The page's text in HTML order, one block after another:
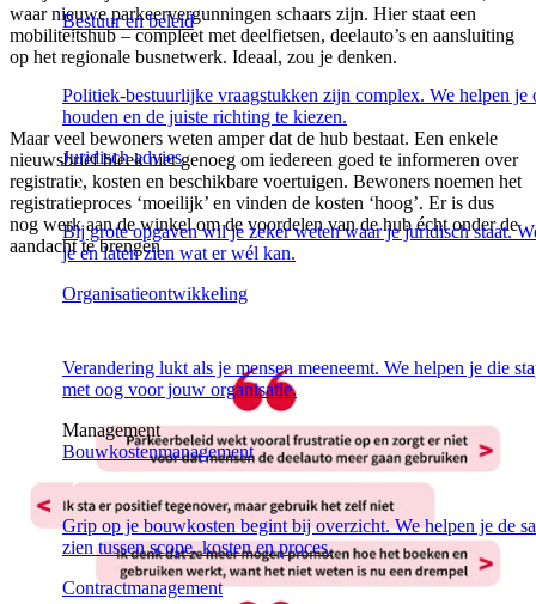
Bestuur en beleid
Politiek-bestuurlijke vraagstukken zijn complex. We helpen je
houden en de juiste richting te kiezen.
Juridisch advies
Bij grote opgaven wil je zeker weten waar je juridisch staat.
je en laten zien wat er wél kan.
Organisatieontwikkeling
Verandering lukt als je mensen meeneemt. We helpen je die
met oog voor jouw organisatie.
Management
Bouwkostenmanagement
Grip op je bouwkosten begint bij overzicht. We helpen je de
zien tussen scope, kosten en proces.
Contractmanagement
waar nieuwe parkeervergunningen schaars zijn. Hier staat een
mobiliteitshub – compleet met deelfietsen, deelauto’s en aansluiting
op het regionale busnetwerk. Ideaal, zou je denken.
Maar veel bewoners weten amper dat de hub bestaat. Een enkele
nieuwsbrief bleek niet genoeg om iedereen goed te informeren over
registratie, kosten en beschikbare voertuigen. Bewoners noemen het
registratieproces ‘moeilijk’ en vinden de kosten ‘hoog’. Er is dus
nog werk aan de winkel om de voordelen van de hub écht onder de
aandacht te brengen.